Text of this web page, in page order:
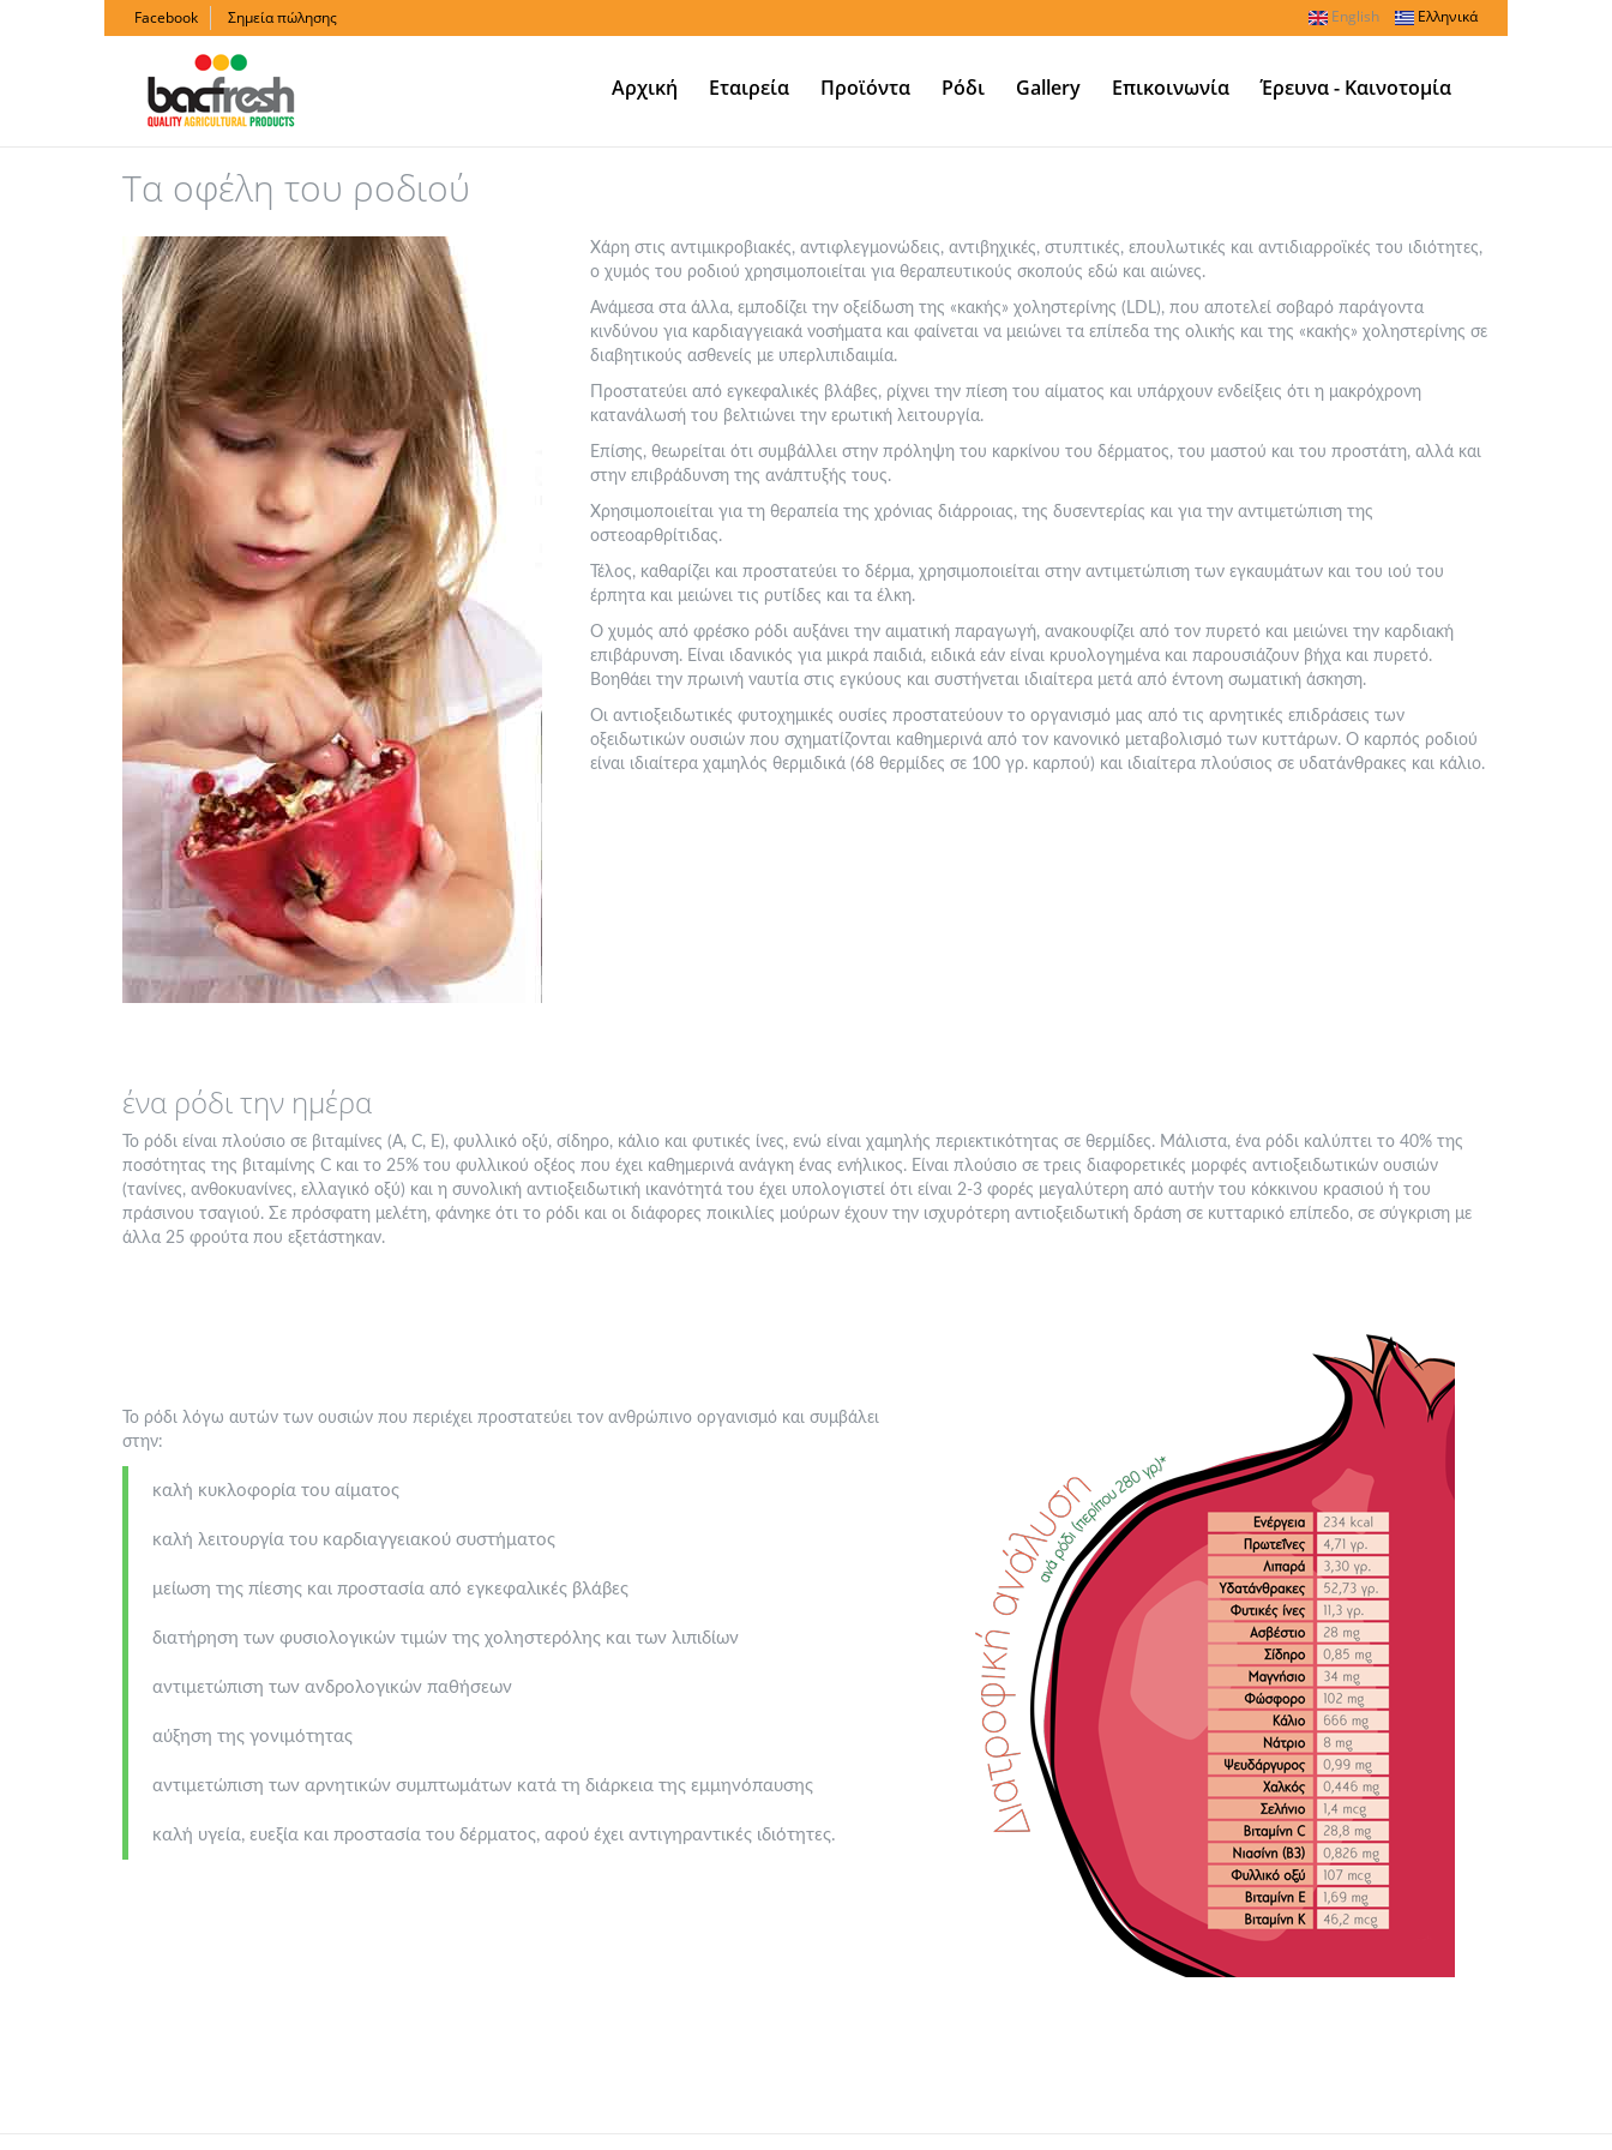
Facebook Σημεία πώλησης English Ελληνικά
Αρχική Εταιρεία Προϊόντα Ρόδι Gallery Επικοινωνία Έρευνα - Καινοτομία
Τα οφέλη του ροδιού
ofeli_350x639_01.jpg
Χάρη στις αντιμικροβιακές, αντιφλεγμονώδεις, αντιβηχικές, στυπτικές, επουλωτικές και αντιδιαρροϊκές του ιδιότητες,
ο χυμός του ροδιού χρησιμοποιείται για θεραπευτικούς σκοπούς εδώ και αιώνες.
Ανάμεσα στα άλλα, εμποδίζει την οξείδωση της «κακής» χοληστερίνης (LDL), που αποτελεί σοβαρό παράγοντα
κινδύνου για καρδιαγγειακά νοσήματα και φαίνεται να μειώνει τα επίπεδα της ολικής και της «κακής» χοληστερίνης σε
διαβητικούς ασθενείς με υπερλιπιδαιμία.
Προστατεύει από εγκεφαλικές βλάβες, ρίχνει την πίεση του αίματος και υπάρχουν ενδείξεις ότι η μακρόχρονη
κατανάλωσή του βελτιώνει την ερωτική λειτουργία.
Επίσης, θεωρείται ότι συμβάλλει στην πρόληψη του καρκίνου του δέρματος, του μαστού και του προστάτη, αλλά και
στην επιβράδυνση της ανάπτυξής τους.
Χρησιμοποιείται για τη θεραπεία της χρόνιας διάρροιας, της δυσεντερίας και για την αντιμετώπιση της
οστεοαρθρίτιδας.
Τέλος, καθαρίζει και προστατεύει το δέρμα, χρησιμοποιείται στην αντιμετώπιση των εγκαυμάτων και του ιού του
έρπητα και μειώνει τις ρυτίδες και τα έλκη.
Ο χυμός από φρέσκο ρόδι αυξάνει την αιματική παραγωγή, ανακουφίζει από τον πυρετό και μειώνει την καρδιακή
επιβάρυνση. Είναι ιδανικός για μικρά παιδιά, ειδικά εάν είναι κρυολογημένα και παρουσιάζουν βήχα και πυρετό.
Βοηθάει την πρωινή ναυτία στις εγκύους και συστήνεται ιδιαίτερα μετά από έντονη σωματική άσκηση.
Οι αντιοξειδωτικές φυτοχημικές ουσίες προστατεύουν το οργανισμό μας από τις αρνητικές επιδράσεις των
οξειδωτικών ουσιών που σχηματίζονται καθημερινά από τον κανονικό μεταβολισμό των κυττάρων. Ο καρπός ροδιού
είναι ιδιαίτερα χαμηλός θερμιδικά (68 θερμίδες σε 100 γρ. καρπού) και ιδιαίτερα πλούσιος σε υδατάνθρακες και κάλιο.
ένα ρόδι την ημέρα
Το ρόδι είναι πλούσιο σε βιταμίνες (Α, C, Ε), φυλλικό οξύ, σίδηρο, κάλιο και φυτικές ίνες, ενώ είναι χαμηλής περιεκτικότητας σε θερμίδες. Μάλιστα, ένα ρόδι καλύπτει το 40% της
ποσότητας της βιταμίνης C και το 25% του φυλλικού οξέος που έχει καθημερινά ανάγκη ένας ενήλικος. Είναι πλούσιο σε τρεις διαφορετικές μορφές αντιοξειδωτικών ουσιών
(τανίνες, ανθοκυανίνες, ελλαγικό οξύ) και η συνολική αντιοξειδωτική ικανότητά του έχει υπολογιστεί ότι είναι 2-3 φορές μεγαλύτερη από αυτήν του κόκκινου κρασιού ή του
πράσινου τσαγιού. Σε πρόσφατη μελέτη, φάνηκε ότι το ρόδι και οι διάφορες ποικιλίες μούρων έχουν την ισχυρότερη αντιοξειδωτική δράση σε κυτταρικό επίπεδο, σε σύγκριση με
άλλα 25 φρούτα που εξετάστηκαν.
Το ρόδι λόγω αυτών των ουσιών που περιέχει προστατεύει τον ανθρώπινο οργανισμό και συμβάλει
στην:
καλή κυκλοφορία του αίματος
καλή λειτουργία του καρδιαγγειακού συστήματος
μείωση της πίεσης και προστασία από εγκεφαλικές βλάβες
διατήρηση των φυσιολογικών τιμών της χοληστερόλης και των λιπιδίων
αντιμετώπιση των ανδρολογικών παθήσεων
αύξηση της γονιμότητας
αντιμετώπιση των αρνητικών συμπτωμάτων κατά τη διάρκεια της εμμηνόπαυσης
καλή υγεία, ευεξία και προστασία του δέρματος, αφού έχει αντιγηραντικές ιδιότητες.
diatrofiki_analisi400x536.png